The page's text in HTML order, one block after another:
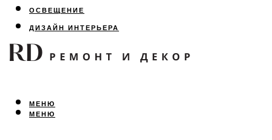
ОСВЕЩЕНИЕ
ДИЗАЙН ИНТЕРЬЕРА
ЛАНДШАФТНЫЙ ДИЗАЙН
ВСЕ ПРО РЕМОНТ
МЕНЮ
МЕНЮ